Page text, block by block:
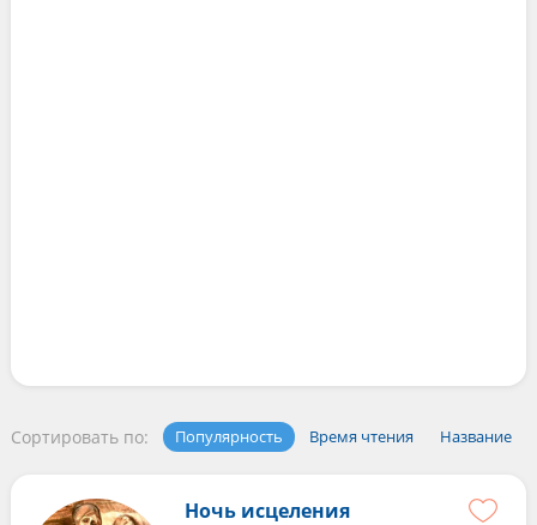
Сортировать по: Популярность Время чтения Название
Ночь исцеления